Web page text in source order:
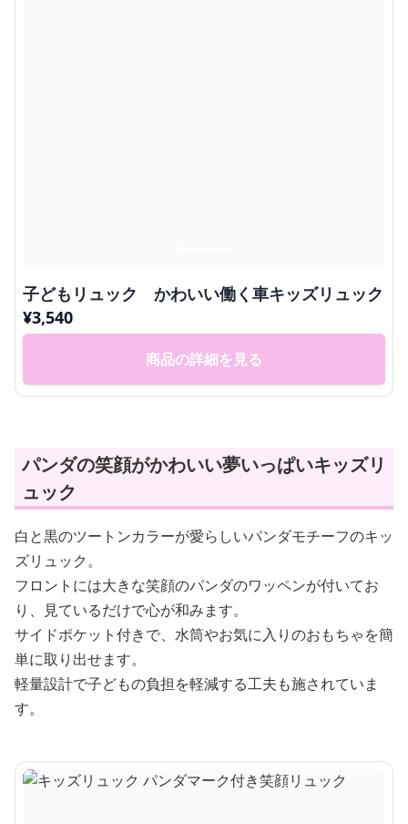
子どもリュック かわいい働く車キッズリュック
¥3,540
商品の詳細を見る
パンダの笑顔がかわいい夢いっぱいキッズリ
ュック
白と黒のツートンカラーが愛らしいパンダモチーフのキッ
ズリュック。
フロントには大きな笑顔のパンダのワッペンが付いてお
り、見ているだけで心が和みます。
サイドポケット付きで、水筒やお気に入りのおもちゃを簡
単に取り出せます。
軽量設計で子どもの負担を軽減する工夫も施されていま
す。